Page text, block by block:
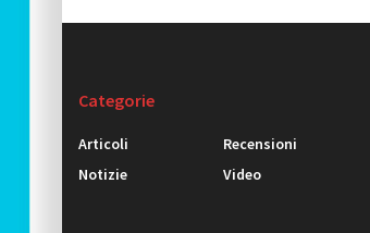
Categorie
Articoli
Notizie
Recensioni
Video